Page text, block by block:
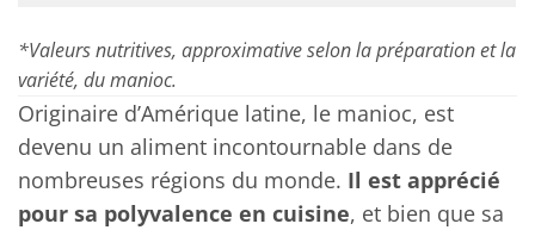
*Valeurs nutritives, approximative selon la préparation et la
variété, du manioc.
Originaire d’Amérique latine, le manioc, est
devenu un aliment incontournable dans de
nombreuses régions du monde. Il est apprécié
pour sa polyvalence en cuisine, et bien que sa